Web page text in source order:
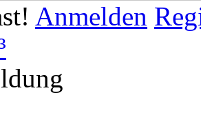
Anmelden